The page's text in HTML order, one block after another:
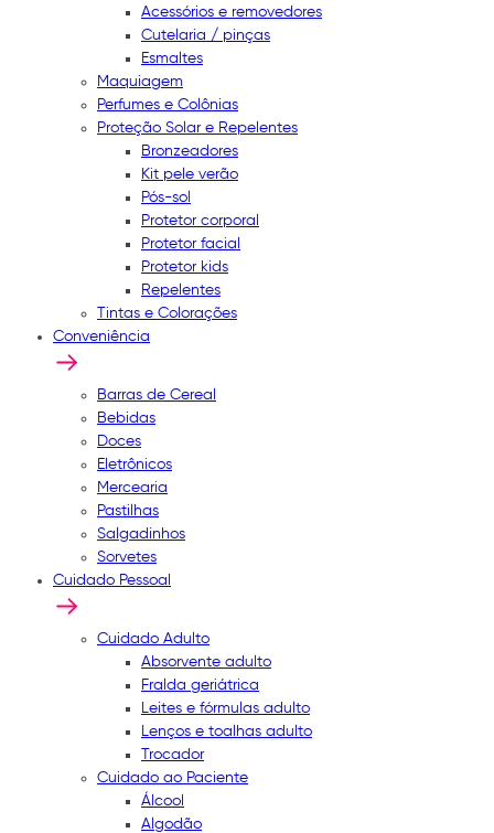
Acessórios e removedores
Cutelaria / pinças
Esmaltes
Maquiagem
Perfumes e Colônias
Proteção Solar e Repelentes
Bronzeadores
Kit pele verão
Pós-sol
Protetor corporal
Protetor facial
Protetor kids
Repelentes
Tintas e Colorações
Conveniência
Barras de Cereal
Bebidas
Doces
Eletrônicos
Mercearia
Pastilhas
Salgadinhos
Sorvetes
Cuidado Pessoal
Cuidado Adulto
Absorvente adulto
Fralda geriátrica
Leites e fórmulas adulto
Lenços e toalhas adulto
Trocador
Cuidado ao Paciente
Álcool
Algodão